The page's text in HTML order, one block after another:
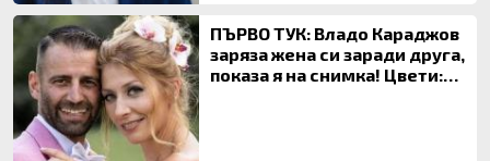
ПЪРВО ТУК: Владо Караджов
заряза жена си заради друга,
показа я на снимка! Цвети: